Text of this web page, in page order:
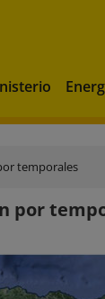
temporales
por